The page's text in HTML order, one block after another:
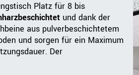
Platz für 8 bis
und dank der
aus pulverbeschichtetem
und sorgen für ein Maximum
Der